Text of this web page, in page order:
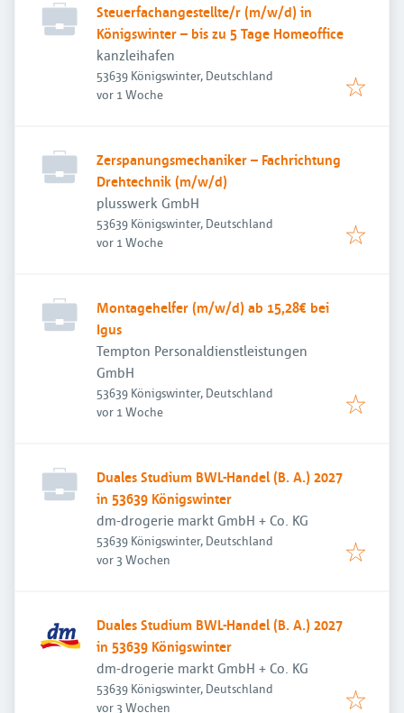
Steuerfachangestellte/r (m/w/d) in
Königswinter – bis zu 5 Tage Homeoffice
kanzleihafen
53639 Königswinter, Deutschland
Veröffentlicht
vor 1 Woche
Zerspanungsmechaniker – Fachrichtung
Drehtechnik (m/w/d)
plusswerk GmbH
53639 Königswinter, Deutschland
Veröffentlicht
vor 1 Woche
Montagehelfer (m/w/d) ab 15,28€ bei
Igus
Tempton Personaldienstleistungen
GmbH
53639 Königswinter, Deutschland
Veröffentlicht
vor 1 Woche
Duales Studium BWL-Handel (B. A.) 2027
in 53639 Königswinter
dm-drogerie markt GmbH + Co. KG
53639 Königswinter, Deutschland
Veröffentlicht
vor 3 Wochen
Duales Studium BWL-Handel (B. A.) 2027
in 53639 Königswinter
dm-drogerie markt GmbH + Co. KG
53639 Königswinter, Deutschland
Veröffentlicht
vor 3 Wochen